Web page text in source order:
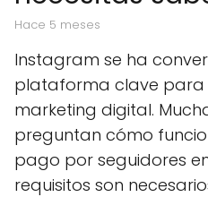
hace 5 meses
Instagram se ha
plataforma clave para
marketing digital.
preguntan cómo
pago por seguidores
requisitos son